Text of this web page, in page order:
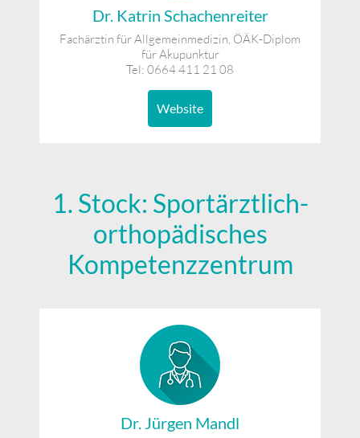
Dr. Katrin Schachenreiter
Fachärztin für Allgemeinmedizin, ÖÄK-Diplom
für Akupunktur
Tel: 0664 411 21 08
Website
1. Stock: Sportärztlich-
orthopädisches
Kompetenzzentrum
Dr. Jürgen Mandl